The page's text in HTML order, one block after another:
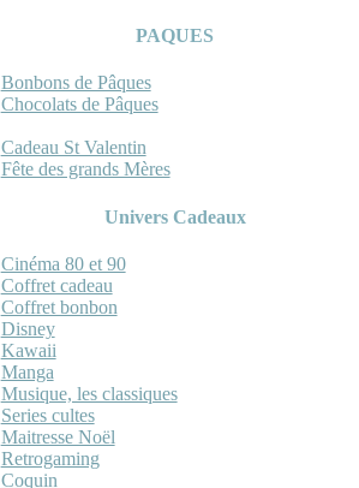
PAQUES
Bonbons de Pâques
Chocolats de Pâques
Cadeau St Valentin
Fête des grands Mères
Univers Cadeaux
Cinéma 80 et 90
Coffret cadeau
Coffret bonbon
Disney
Kawaii
Manga
Musique, les classiques
Series cultes
Maitresse Noël
Retrogaming
Coquin